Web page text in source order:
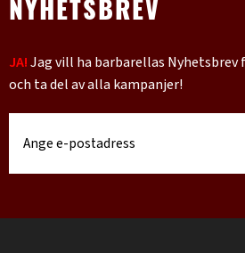
NYHETSBREV
JA!Jag vill ha barbarellas
och ta del av alla kampanjer!